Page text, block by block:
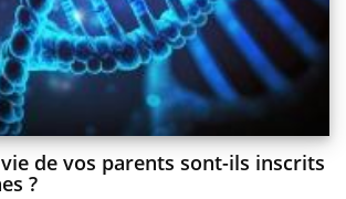
de vos parents sont-ils inscrits
?